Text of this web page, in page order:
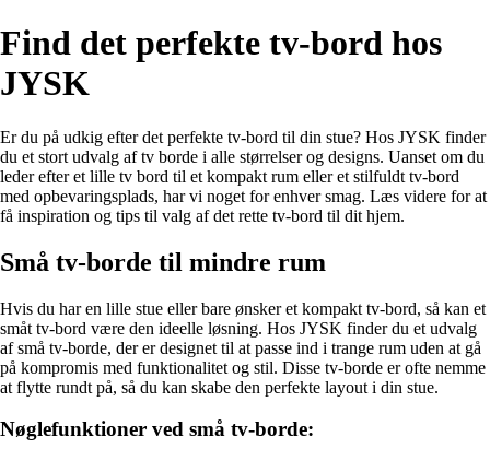
Find det perfekte tv-bord hos
JYSK
Er du på udkig efter det perfekte tv-bord til din stue? Hos JYSK finder
du et stort udvalg af tv borde i alle størrelser og designs. Uanset om du
leder efter et lille tv bord til et kompakt rum eller et stilfuldt tv-bord
med opbevaringsplads, har vi noget for enhver smag. Læs videre for at
få inspiration og tips til valg af det rette tv-bord til dit hjem.
Små tv-borde til mindre rum
Hvis du har en lille stue eller bare ønsker et kompakt tv-bord, så kan et
småt tv-bord være den ideelle løsning. Hos JYSK finder du et udvalg
af små tv-borde, der er designet til at passe ind i trange rum uden at gå
på kompromis med funktionalitet og stil. Disse tv-borde er ofte nemme
at flytte rundt på, så du kan skabe den perfekte layout i din stue.
Nøglefunktioner ved små tv-borde: